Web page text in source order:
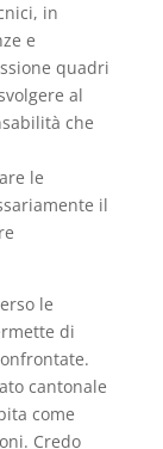
in
e
quadri
al
che
le
il
le
di
cantonale
come
Credo